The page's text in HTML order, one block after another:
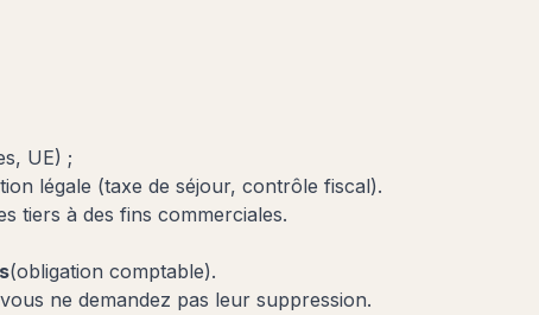
UE) ;
légale (taxe de séjour, contrôle fiscal).
tiers à des fins commerciales.
(obligation comptable).
ne demandez pas leur suppression.